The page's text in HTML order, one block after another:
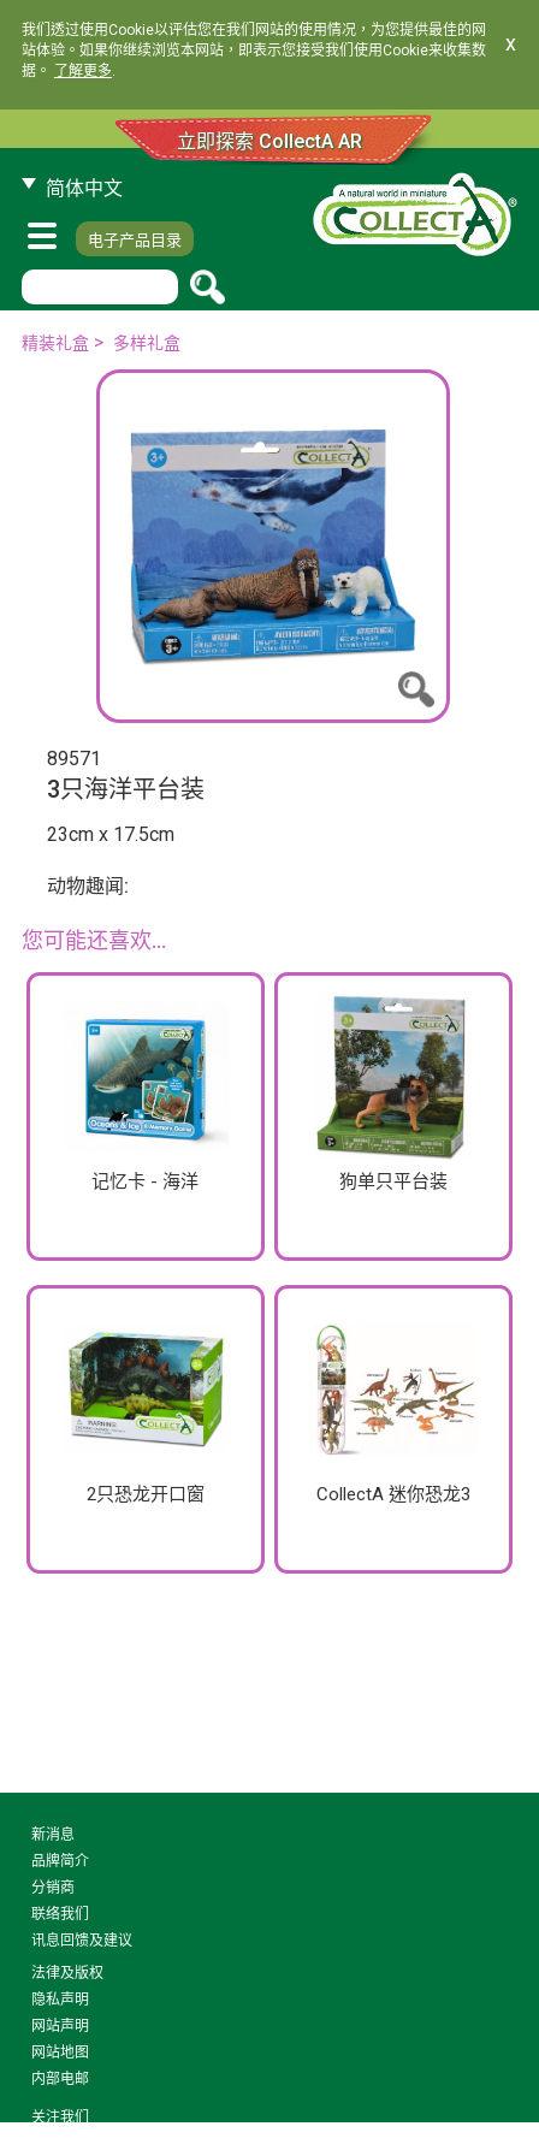
我们透过使用Cookie以评估您在我们网站的使用情况，为您提供最佳的网
站体验。如果你继续浏览本网站，即表示您接受我们使用Cookie来收集数
据。
了解更多.
x
立即探索 CollectA AR
简体中文
电子产品目录
精装礼盒> 多样礼盒
89571
3只海洋平台装
23cm x 17.5cm
动物趣闻:
您可能还喜欢…
记忆卡 - 海洋 狗单只平台装
2只恐龙开口窗 CollectA 迷你恐龙3
新消息
品牌简介
分销商
联络我们
讯息回馈及建议
法律及版权
隐私声明
网站声明
网站地图
内部电邮
关注我们